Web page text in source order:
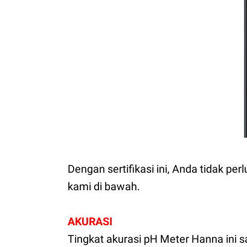
Dengan sertifikasi ini, Anda tidak
kami di bawah.
AKURASI
Tingkat akurasi pH Meter Hanna ini